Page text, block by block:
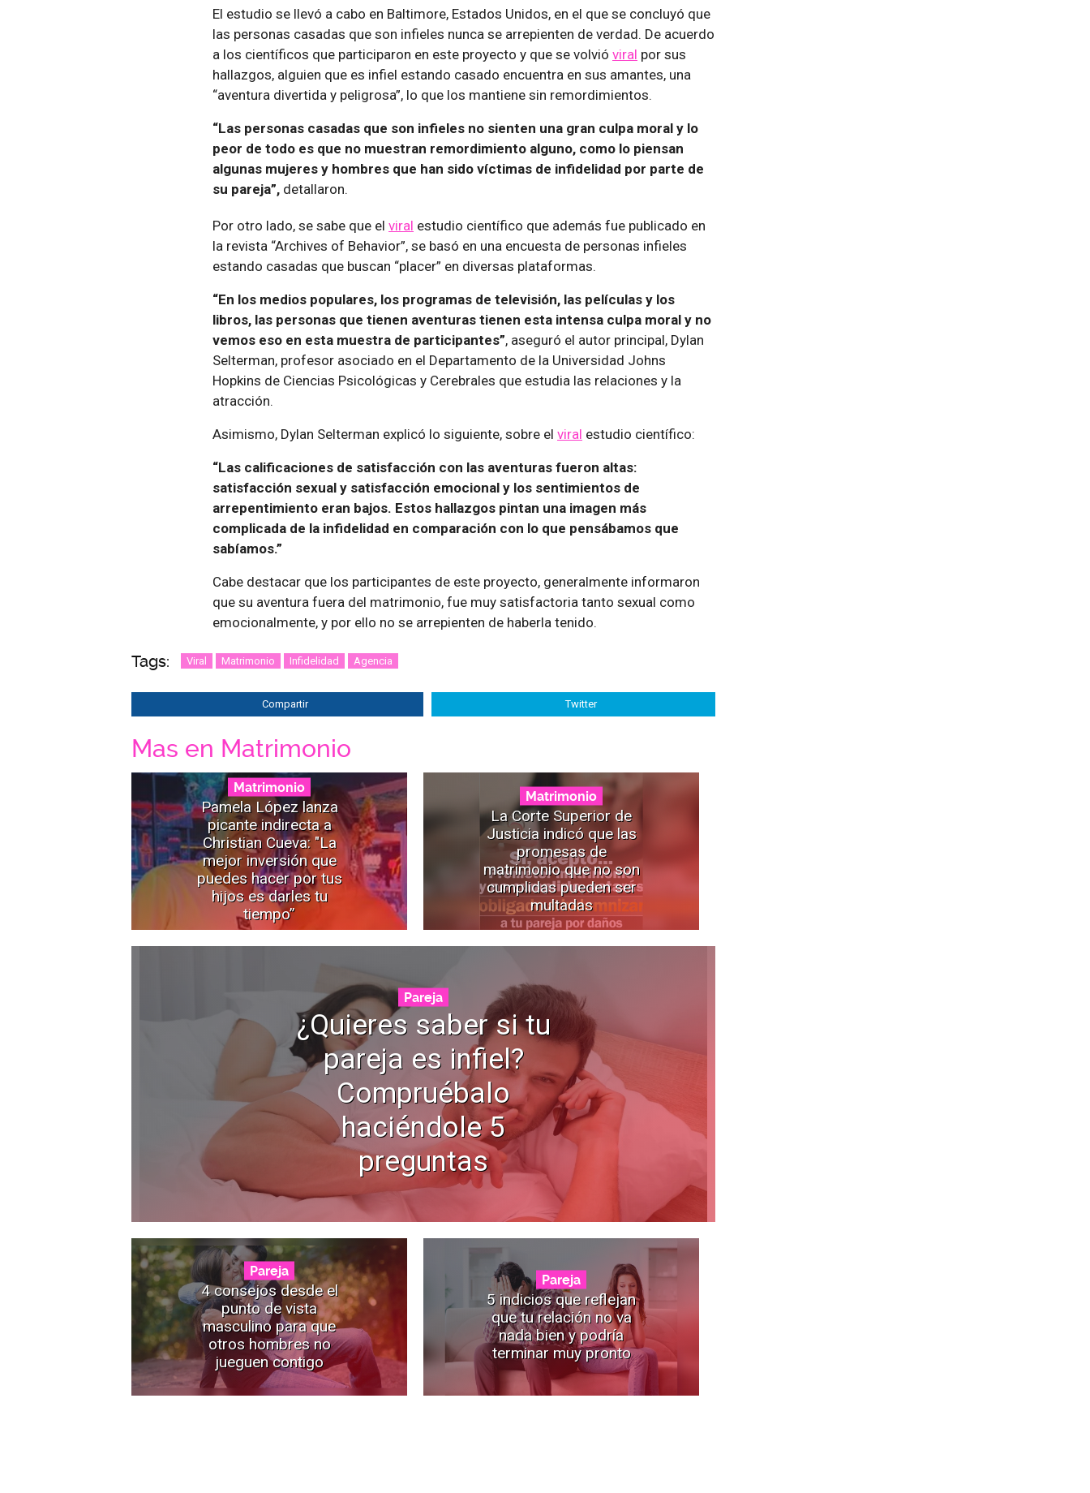
El estudio se llevó a cabo en Baltimore, Estados Unidos, en el que se concluyó que
las personas casadas que son infieles nunca se arrepienten de verdad. De acuerdo
a los científicos que participaron en este proyecto y que se volvió viral por sus
hallazgos, alguien que es infiel estando casado encuentra en sus amantes, una
“aventura divertida y peligrosa”, lo que los mantiene sin remordimientos.
“Las personas casadas que son infieles no sienten una gran culpa moral y lo
peor de todo es que no muestran remordimiento alguno, como lo piensan
algunas mujeres y hombres que han sido víctimas de infidelidad por parte de
su pareja”, detallaron.
Por otro lado, se sabe que el viral estudio científico que además fue publicado en
la revista “Archives of Behavior”, se basó en una encuesta de personas infieles
estando casadas que buscan “placer” en diversas plataformas.
“En los medios populares, los programas de televisión, las películas y los
libros, las personas que tienen aventuras tienen esta intensa culpa moral y no
vemos eso en esta muestra de participantes”, aseguró el autor principal, Dylan
Selterman, profesor asociado en el Departamento de la Universidad Johns
Hopkins de Ciencias Psicológicas y Cerebrales que estudia las relaciones y la
atracción.
Asimismo, Dylan Selterman explicó lo siguiente, sobre el viral estudio científico:
“Las calificaciones de satisfacción con las aventuras fueron altas:
satisfacción sexual y satisfacción emocional y los sentimientos de
arrepentimiento eran bajos. Estos hallazgos pintan una imagen más
complicada de la infidelidad en comparación con lo que pensábamos que
sabíamos.”
Cabe destacar que los participantes de este proyecto, generalmente informaron
que su aventura fuera del matrimonio, fue muy satisfactoria tanto sexual como
emocionalmente, y por ello no se arrepienten de haberla tenido.
Tags: Viral Matrimonio Infidelidad Agencia
Compartir Twitter
Mas en Matrimonio
Matrimonio
Pamela López lanza
picante indirecta a
Christian Cueva: "La
mejor inversión que
puedes hacer por tus
hijos es darles tu
tiempo”
Matrimonio
La Corte Superior de
Justicia indicó que las
promesas de
matrimonio que no son
cumplidas pueden ser
multadas
Pareja
¿Quieres saber si tu
pareja es infiel?
Compruébalo
haciéndole 5
preguntas
Pareja
4 consejos desde el
punto de vista
masculino para que
otros hombres no
jueguen contigo
Pareja
5 indicios que reflejan
que tu relación no va
nada bien y podría
terminar muy pronto